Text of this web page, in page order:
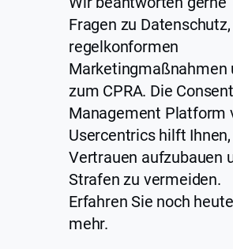
Fragen zu Datenschutz,
regelkonformen
Marketingmaßnahmen
zum CPRA. Die Consent
Management Platform
Usercentrics hilft Ihnen,
Vertrauen aufzubauen
Strafen zu vermeiden.
Erfahren Sie noch heute
mehr.